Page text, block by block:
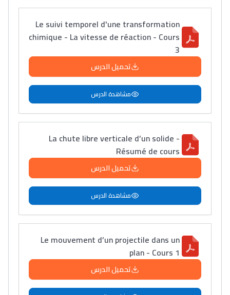
Le suivi temporel d'une transformation
chimique - La vitesse de réaction - Cours
3
تحميل الدرس
مشاهدة الدرس
La chute libre verticale d’un solide -
Résumé de cours
تحميل الدرس
مشاهدة الدرس
Le mouvement d’un projectile dans un
plan - Cours 1
تحميل الدرس